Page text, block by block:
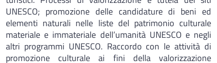
UNESCO; promozione delle candidature di beni ed
elementi naturali nelle liste del patrimonio culturale
materiale e immateriale dell’umanità UNESCO e negli
altri programmi UNESCO. Raccordo con le attività di
promozione culturale ai fini della valorizzazione